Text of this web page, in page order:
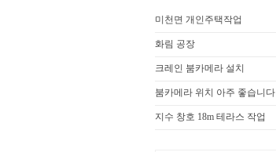
미천면 개인주택작업
화림 공장
크레인 붐카메라 설치
붐카메라 위치 아주 좋습니다
지수 창호 18m 테라스 작업